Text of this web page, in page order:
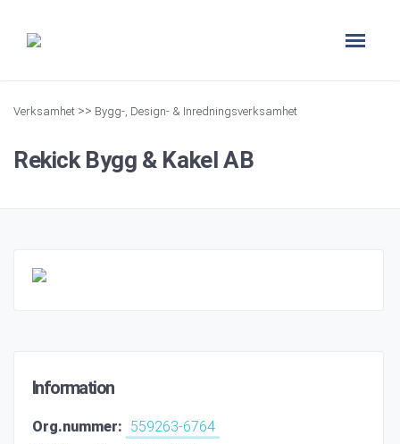
Verksamhet >> Bygg-, Design- & Inredningsverksamhet
Rekick Bygg & Kakel AB
Information
Org.nummer: 559263-6764